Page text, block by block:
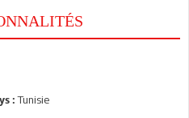
: Tunisie